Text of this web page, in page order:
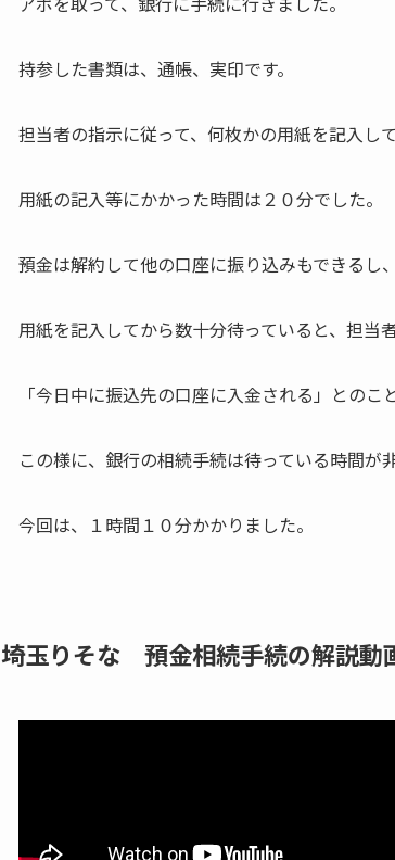
持参した書類は、通帳、実印です。
担当者の指示に従って、何枚かの用紙を記入し
用紙の記入等にかかった時間は２０分でした。
預金は解約して他の口座に振り込みもできるし
用紙を記入してから数十分待っていると、担当
「今日中に振込先の口座に入金される」とのこ
この様に、銀行の相続手続は待っている時間が
今回は、１時間１０分かかりました。
埼玉りそな 預金相続手続の解説動